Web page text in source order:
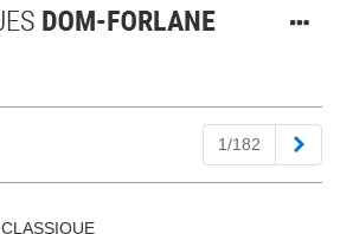
1/182
CLASSIQUE